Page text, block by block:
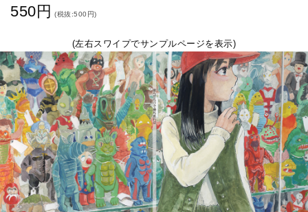
550円 (税抜:500円)
(左右スワイプでサンプルページを表示)